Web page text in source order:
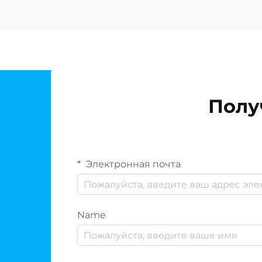
Электронная почта
Name